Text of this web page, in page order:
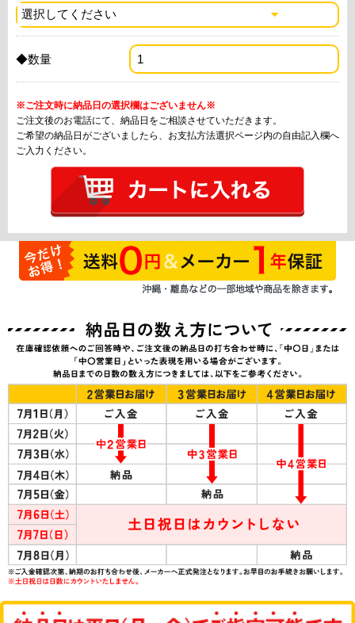
◆数量
※ご注文時に納品日の選択欄はございません※
ご注文後のお電話にて、納品日をご相談させていただきます。
ご希望の納品日がございましたら、お支払方法選択ページ内の自由記入欄へ
ご入力ください。